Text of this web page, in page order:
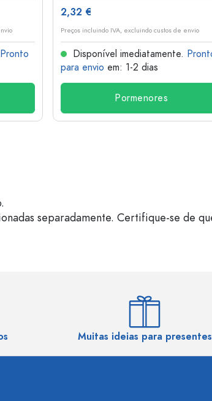
Pronto
2,32 €
Preços incluindo IVA, excluindo custos de envio
Disponível imediatamente.
para envio em: 1-2 dias
Pormenores
separadamente. Certifique-se de
Muitas ideias para presentes